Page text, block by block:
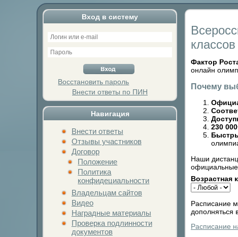
Вход в систему
Восстановить пароль
Внести ответы по ПИН
Навигация
Внести ответы
Отзывы участников
Договор
Положение
Политика
конфидециальности
Владельцам сайтов
Видео
Наградные материалы
Проверка подлинности
документов
классов
Фактор
онлайн
Почему
230
Наши
официальные
Возрастная
Расписание
дополняться
Расписание